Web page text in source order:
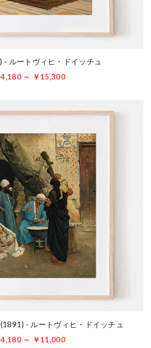
- ルートヴィヒ・ドイッチュ
4,180 ～ ￥15,300
- ルートヴィヒ・ドイッチュ
4,180 ～ ￥11,000